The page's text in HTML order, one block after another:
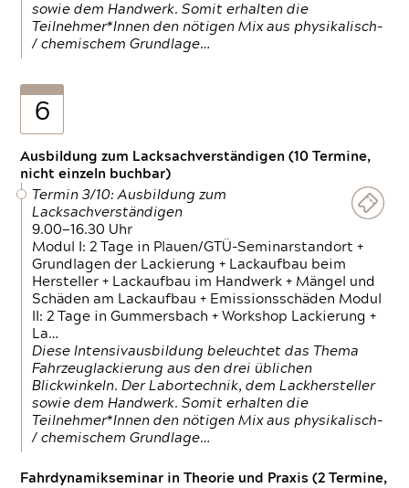
sowie dem Handwerk. Somit erhalten die
Teilnehmer*Innen den nötigen Mix aus physikalisch-
/ chemischem Grundlage…
6
Ausbildung zum Lacksachverständigen (10 Termine,
nicht einzeln buchbar)
Termin 3/10: Ausbildung zum
Lacksachverständigen
9.00—16.30 Uhr
Modul I: 2 Tage in Plauen/GTÜ-Seminarstandort +
Grundlagen der Lackierung + Lackaufbau beim
Hersteller + Lackaufbau im Handwerk + Mängel und
Schäden am Lackaufbau + Emissionsschäden Modul
II: 2 Tage in Gummersbach + Workshop Lackierung +
La…
Diese Intensivausbildung beleuchtet das Thema
Fahrzeuglackierung aus den drei üblichen
Blickwinkeln. Der Labortechnik, dem Lackhersteller
sowie dem Handwerk. Somit erhalten die
Teilnehmer*Innen den nötigen Mix aus physikalisch-
/ chemischem Grundlage…
Fahrdynamikseminar in Theorie und Praxis (2 Termine,